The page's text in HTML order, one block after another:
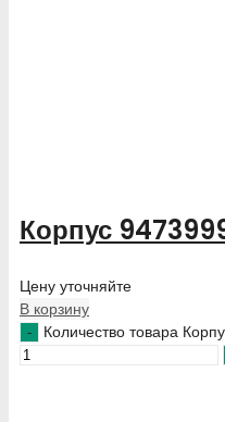
Корпус
Цену уточняйте
В корзину
Количество товара